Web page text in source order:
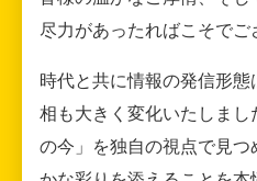
尽力があったればこそでご
時代と共に情報の発信形
相も大きく変化いたしま
の今」を独自の視点で見